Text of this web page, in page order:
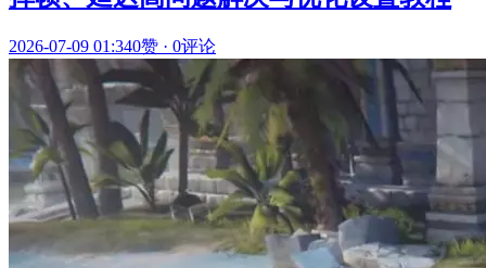
2026-07-09 01:340赞 · 0评论